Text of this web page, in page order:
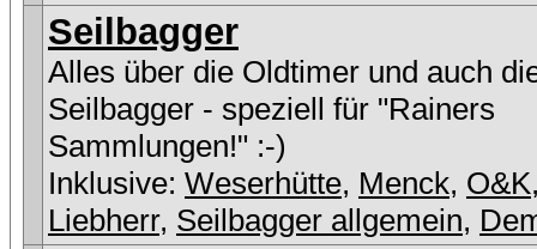
Seilbagger
Alles über die Oldtimer und auch
Seilbagger - speziell für "Rainers
Sammlungen!" :-)
Inklusive: Weserhütte, Menck, O&K
Liebherr, Seilbagger allgemein,